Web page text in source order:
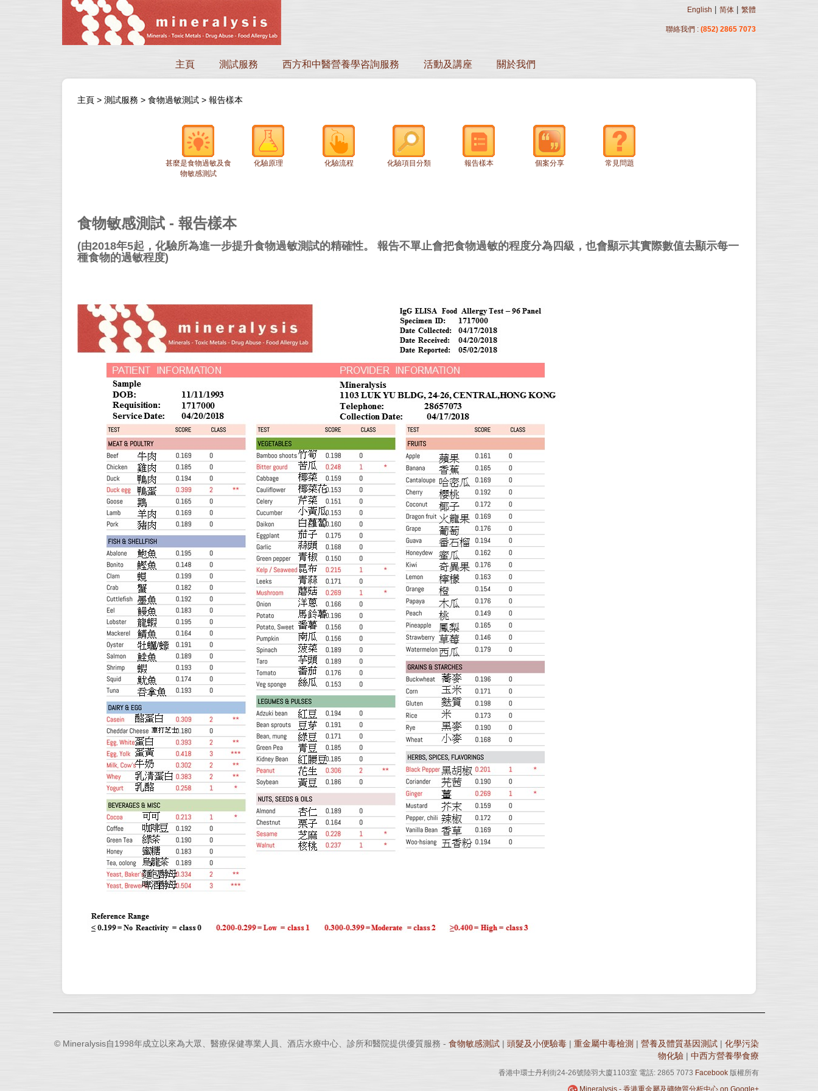
English 简体 繁體
聯絡我們 : (852) 2865 7073
主頁 測試服務 西方和中醫營養學咨詢服務 活動及講座 關於我們
主頁 > 測試服務 > 食物過敏測試 > 報告樣本
甚麼是食物過敏及食
物敏感測試
化驗原理 化驗流程 化驗項目分類 報告樣本 個案分享 常見問題
食物敏感測試 - 報告樣本
(由2018年5起，化驗所為進一步提升食物過敏測試的精確性。 報告不單止會把食物過敏的程度分為四級，也會顯示其實際數值去顯示每一
種食物的過敏程度)
© Mineralysis自1998年成立以來為大眾、醫療保健專業人員、酒店水療中心、診所和醫院提供優質服務 - 食物敏感測試 | 頭髮及小便驗毒 | 重金屬中毒檢測 | 營養及體質基因測試 | 化學污染
物化驗 | 中西方營養學食療
香港中環士丹利街24-26號陸羽大廈1103室 電話: 2865 7073 Facebook 版權所有
Mineralysis - 香港重金屬及礦物質分析中心 on Google+